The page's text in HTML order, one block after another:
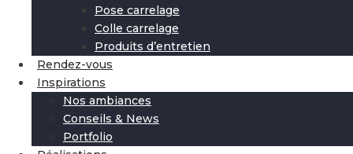
Pose carrelage
Colle carrelage
Produits d’entretien
Rendez-vous
Inspirations
Nos ambiances
Conseils & News
Portfolio